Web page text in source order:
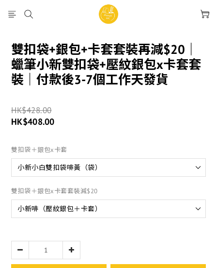
雙扣袋+銀包+卡套套裝再減$20｜
蠟筆小新雙扣袋+壓紋銀包x卡套套
裝｜付款後3-7個工作天發貨
HK$428.00
HK$408.00
雙扣袋＋銀包x卡套
雙扣袋＋銀包x卡套套裝減$20